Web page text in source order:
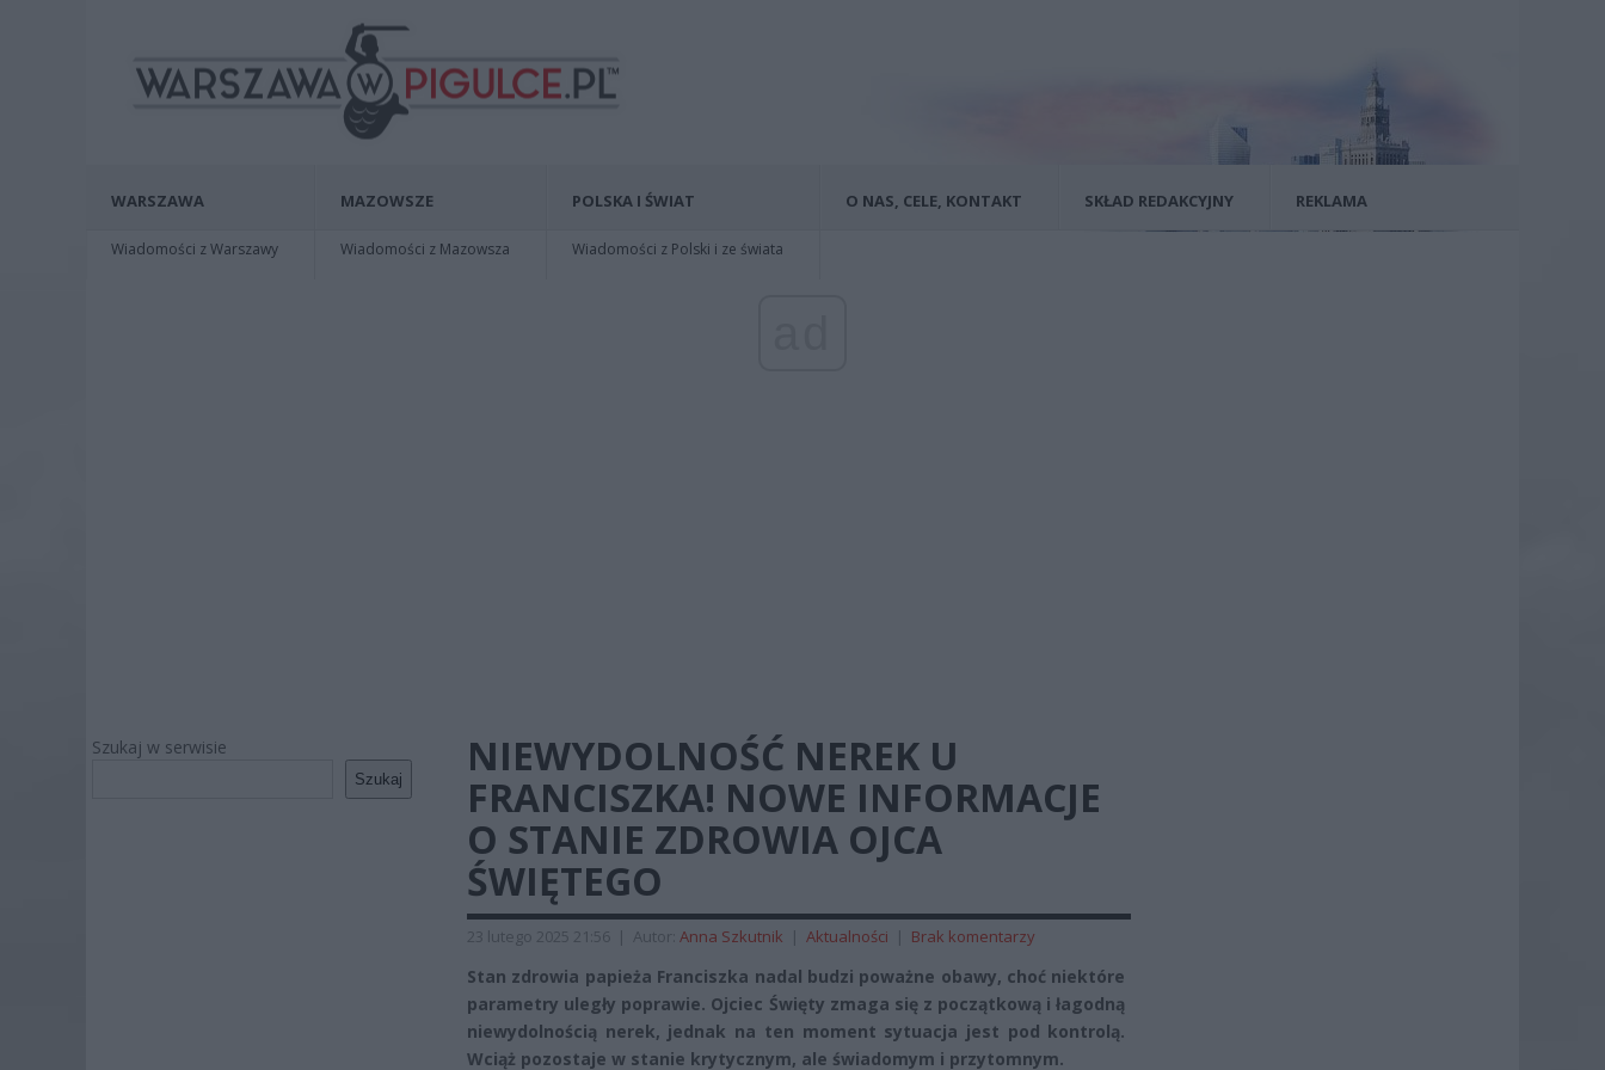
WARSZAWA
Wiadomości z Warszawy
MAZOWSZE
Wiadomości z Mazowsza
POLSKA I ŚWIAT
Wiadomości z Polski i ze świata
O NAS, CELE, KONTAKT SKŁAD REDAKCYJNY REKLAMA
Szukaj w serwisie
Szukaj
NIEWYDOLNOŚĆ NEREK U
FRANCISZKA! NOWE INFORMACJE
O STANIE ZDROWIA OJCA
ŚWIĘTEGO
23 lutego 2025 21:56 | Autor: Anna Szkutnik | Aktualności | Brak komentarzy
Stan zdrowia papieża Franciszka nadal budzi poważne obawy, choć niektóre
parametry uległy poprawie. Ojciec Święty zmaga się z początkową i łagodną
niewydolnością nerek, jednak na ten moment sytuacja jest pod kontrolą.
Wciąż pozostaje w stanie krytycznym, ale świadomym i przytomnym.